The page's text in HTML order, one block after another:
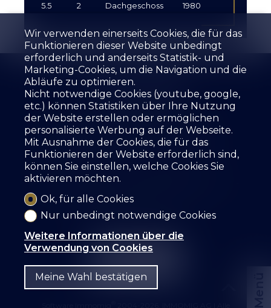
Menü
5.5 2 Dachgeschoss 1980
Die Agentur Zu verkaufen
Zu mieten
Ihre Immobilie schätzen
Leistungen
Die Mitarbeiter
Gästebuch
Referenzen
Mietformular
Kontakt
SZ IMMOBILIER SA
3968 Veyras
Tel.
info@sz-immo.ch
Wir verwenden einerseits Cookies, die für das
Funktionieren dieser Website unbedingt
erforderlich und anderseits Statistik- und
Marketing-Cookies, um die Navigation und die
Abläufe zu optimieren.
Nicht notwendige Cookies (youtube, google,
etc.) können Statistiken über Ihre Nutzung
der Website erstellen oder ermöglichen
personalisierte Werbung auf der Webseite.
Mit Ausnahme der Cookies, die für das
Funktionieren der Website erforderlich sind,
können Sie einstellen, welche Cookies Sie
aktivieren möchten.
Ok, für alle Cookies
Nur unbedingt notwendige Cookies
Weitere Informationen über die
Verwendung von Cookies
Meine Wahl bestätigen